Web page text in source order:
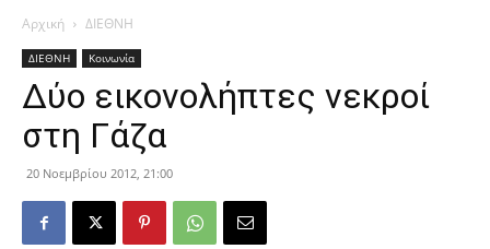
Αρχική ΔΙΕΘΝΗ
ΔΙΕΘΝΗ Κοινωνία
Δύο εικονολήπτες νεκροί
στη Γάζα
20 Νοεμβρίου 2012, 21:00